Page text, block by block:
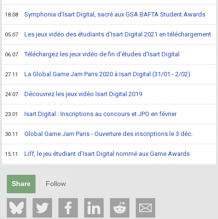
18.08 Symphonia d'Isart Digital, sacré aux GSA BAFTA Student Awards
05.07 Les jeux vidéo des étudiants d'Isart Digital 2021 en téléchargement
06.07 Téléchargez les jeux vidéo de fin d'études d'Isart Digital
27.11 La Global Game Jam Paris 2020 à Isart Digital (31/01 - 2/02)
24.07 Découvrez les jeux vidéo Isart Digital 2019
23.01 Isart Digital : Inscriptions au concours et JPO en février
30.11 Global Game Jam Paris - Ouverture des inscriptions le 3 déc.
15.11 Liff, le jeu étudiant d'Isart Digital nommé aux Game Awards
Share Follow